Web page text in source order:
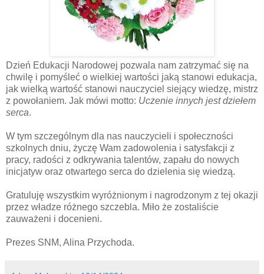
Dzień Edukacji Narodowej pozwala nam zatrzymać się na
chwilę i pomyśleć o wielkiej wartości jaką stanowi edukacja,
jak wielką wartość stanowi nauczyciel siejący wiedzę, mistrz
z powołaniem. Jak mówi motto: Uczenie innych jest dziełem
serca.
W tym szczególnym dla nas nauczycieli i społeczności
szkolnych dniu, życzę Wam zadowolenia i satysfakcji z
pracy, radości z odkrywania talentów, zapału do nowych
inicjatyw oraz otwartego serca do dzielenia się wiedzą.
Gratuluję wszystkim wyróżnionym i nagrodzonym z tej okazji
przez władze różnego szczebla. Miło że zostaliście
zauważeni i docenieni.
Prezes SNM, Alina Przychoda.